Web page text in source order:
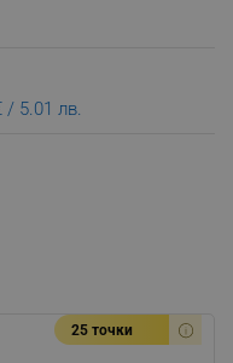
/ 5.01 лв.
25 точки